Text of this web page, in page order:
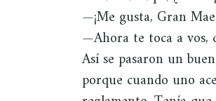
—¡Me gusta, Gran
—Ahora te toca a vos,
Así se pasaron un
porque cuando uno